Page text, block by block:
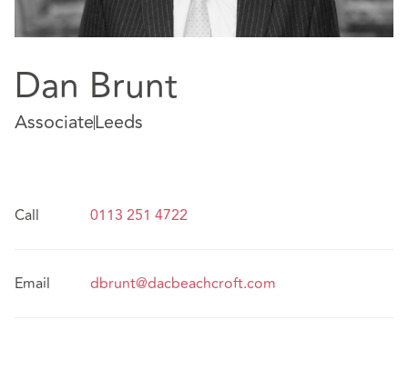
Dan Brunt
AssociateLeeds
Call 0113 251 4722
Email dbrunt@dacbeachcroft.com